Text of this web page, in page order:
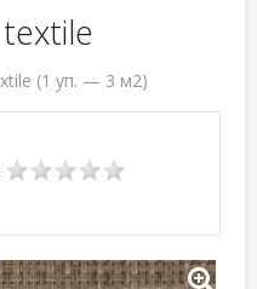
(1 уп. — 3 м2)